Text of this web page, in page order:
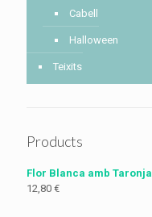
Cabell
Halloween
Teixits
Products
Flor Blanca amb Taronja
12,80 €